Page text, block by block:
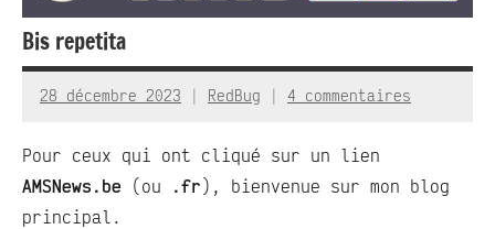
Bis repetita
28 décembre 2023 RedBug 4 commentaires
Pour ceux qui ont cliqué sur un lien
AMSNews.be (ou .fr), bienvenue sur mon blog
principal.